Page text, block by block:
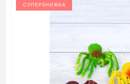
СУПЕРЗНИЖКА